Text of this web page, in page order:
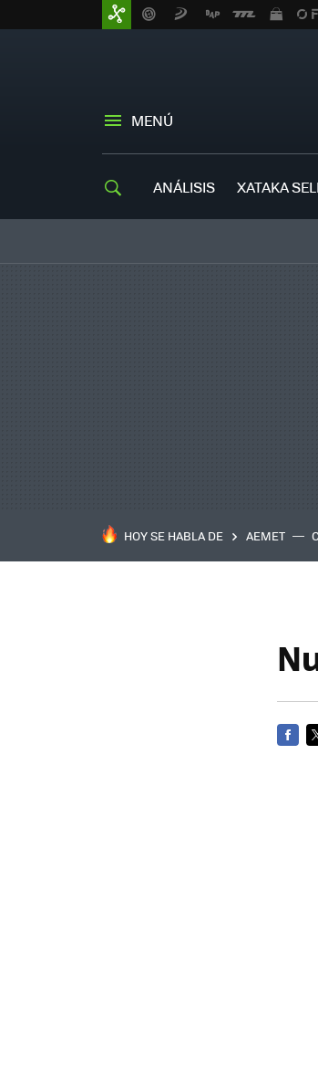
MENÚ
ANÁLISIS XATAKA
HOY SE HABLA DE AEMET